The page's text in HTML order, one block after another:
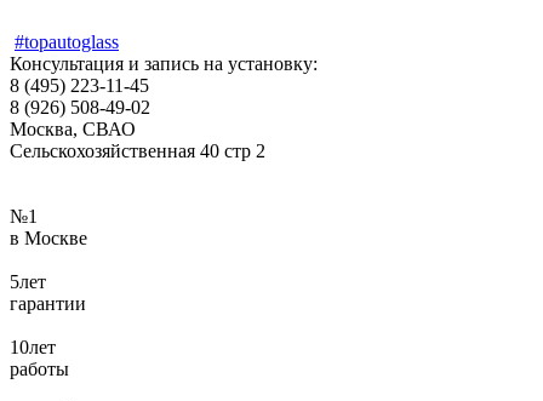
#topautoglass
Консультация и запись на установку:
8 (495) 223-11-45
8 (926) 508-49-02
Москва, СВАО
Сельскохозяйственная 40 стр 2
№1
в Москве
5лет
гарантии
10лет
работы